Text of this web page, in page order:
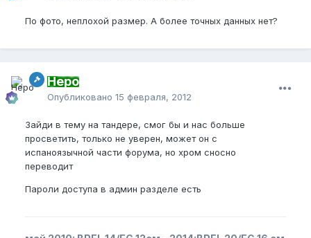
По фото, неплохой размер. А более точных данных нет?
Неро
Опубликовано 15 февраля, 2012
Зайди в тему на тандере, смог бы и нас больше
просветить, только не уверен, может он с
испаноязычной части форума, но хром сносно
переводит
Пароли доступа в админ разделе есть